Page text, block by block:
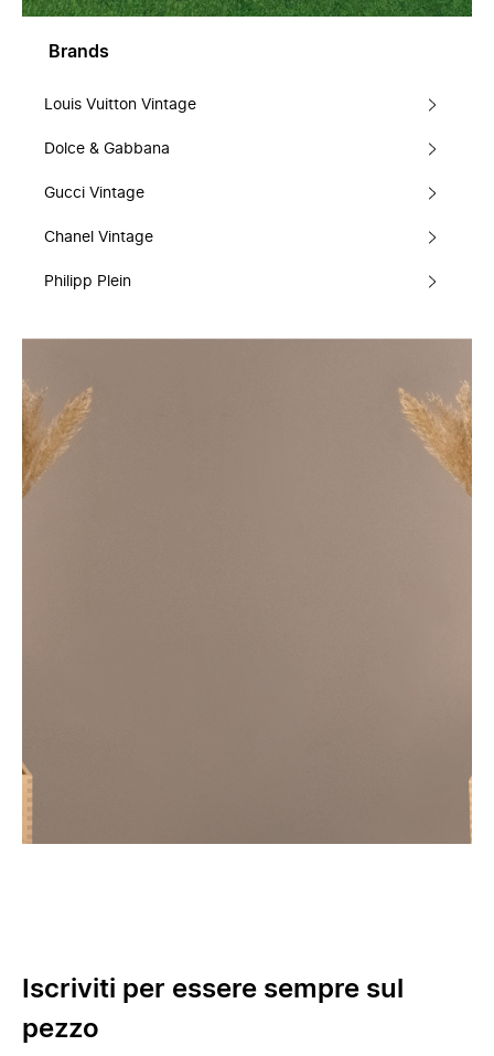
Brands
Louis Vuitton Vintage
Dolce & Gabbana
Gucci Vintage
Chanel Vintage
Philipp Plein
Iscriviti per essere sempre sul
pezzo